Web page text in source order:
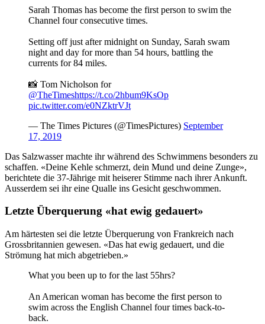
Sarah Thomas has become the first person to swim the
Channel four consecutive times.
Setting off just after midnight on Sunday, Sarah swam
night and day for more than 54 hours, battling the
currents for 84 miles.
📸 Tom Nicholson for
@TheTimeshttps://t.co/2hbum9KsOp
pic.twitter.com/e0NZktrVJt
— The Times Pictures (@TimesPictures) September
17, 2019
Das Salzwasser machte ihr während des Schwimmens besonders zu
schaffen. «Deine Kehle schmerzt, dein Mund und deine Zunge»,
berichtete die 37-Jährige mit heiserer Stimme nach ihrer Ankunft.
Ausserdem sei ihr eine Qualle ins Gesicht geschwommen.
Letzte Überquerung «hat ewig gedauert»
Am härtesten sei die letzte Überquerung von Frankreich nach
Grossbritannien gewesen. «Das hat ewig gedauert, und die
Strömung hat mich abgetrieben.»
What you been up to for the last 55hrs?
An American woman has become the first person to
swim across the English Channel four times back-to-
back.